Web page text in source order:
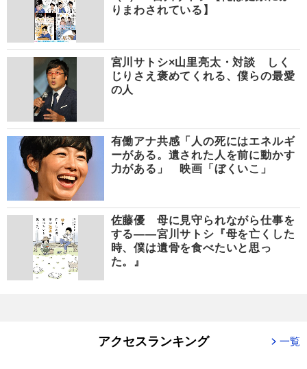
りまわされている】
宮川サトシ×山里亮太・対談 しく
じりさえ褒めてくれる、僕らの最愛
の人
有働アナ共感「人の死にはエネルギ
ーがある。遺された人を前に動かす
力がある」 映画「ぼくいこ」
佐藤優 母に見守られながら仕事を
する――宮川サトシ『母を亡くした
時、僕は遺骨を食べたいと思っ
た。』
アクセスランキング 一覧